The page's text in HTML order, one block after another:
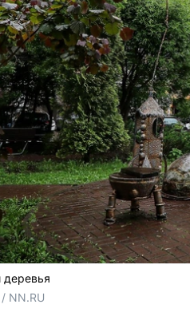
деревья
NN.RU